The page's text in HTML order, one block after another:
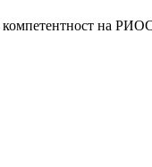
компетентност на